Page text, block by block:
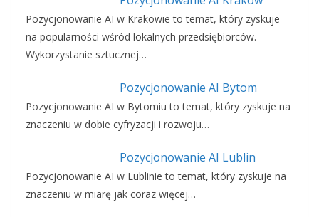
Pozycjonowanie AI w Krakowie to temat, który zyskuje
na popularności wśród lokalnych przedsiębiorców.
Wykorzystanie sztucznej…
Pozycjonowanie AI Bytom
Pozycjonowanie AI w Bytomiu to temat, który zyskuje na
znaczeniu w dobie cyfryzacji i rozwoju…
Pozycjonowanie AI Lublin
Pozycjonowanie AI w Lublinie to temat, który zyskuje na
znaczeniu w miarę jak coraz więcej…